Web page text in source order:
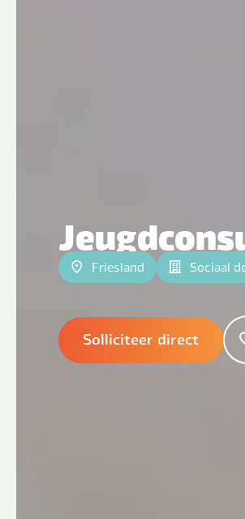
Friesland Sociaal
Solliciteer direct